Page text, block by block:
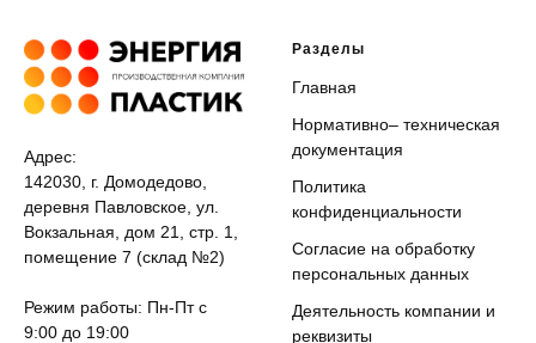
Адрес:
142030, г. Домодедово,
деревня Павловское, ул.
Вокзальная, дом 21, стр. 1,
помещение 7 (склад №2)
Режим работы: Пн-Пт с
9:00 до 19:00
Разделы
Главная
Нормативно– техническая
документация
Политика
конфиденциальности
Согласие на обработку
персональных данных
Деятельность компании и
реквизиты